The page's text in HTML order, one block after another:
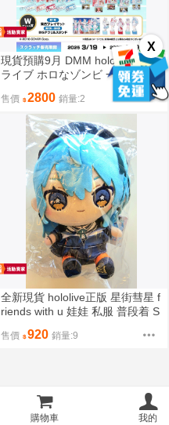
X
現貨預購9月 DMM hololive ホロ
ライブ ホロなゾンビ 一番賞 白
上吹雪 櫻巫女 瑪琳船長 天音彼
方 雪花菈米 miko 好狐 マリン か
なた ラミィ
售價 2800 銷量:2
全新現貨 hololive正版 星街彗星 f
riends with u 娃娃 私服 普段着 S
すいせい 玩偶 好朋友娃
售價 920 銷量:9
購物車 我的